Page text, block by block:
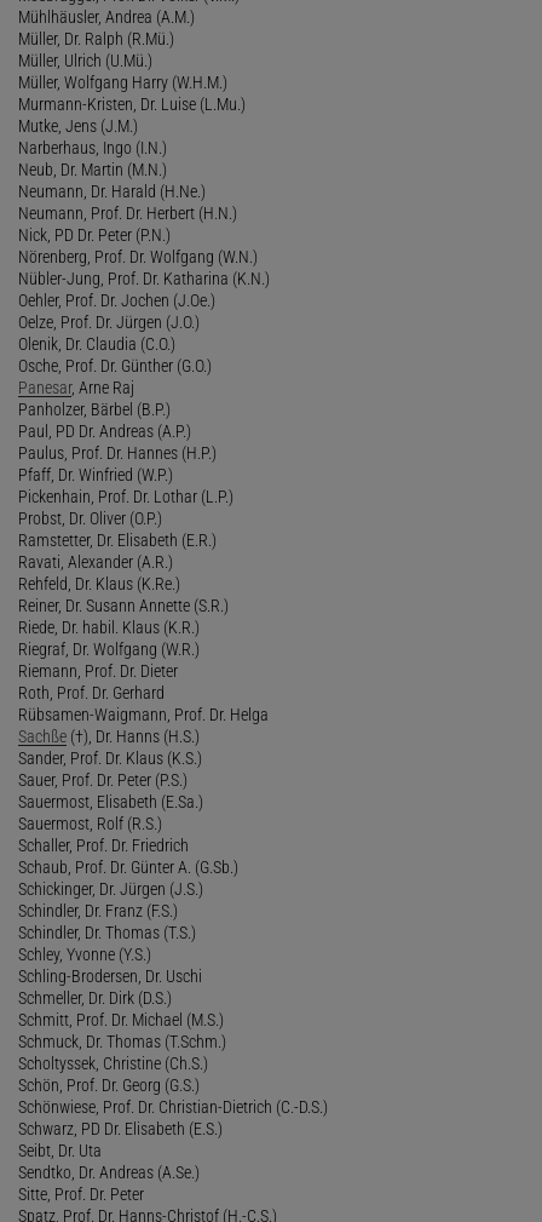
Mühlhäusler, Andrea (A.M.)
Müller, Dr. Ralph (R.Mü.)
Müller, Ulrich (U.Mü.)
Müller, Wolfgang Harry (W.H.M.)
Murmann-Kristen, Dr. Luise (L.Mu.)
Mutke, Jens (J.M.)
Narberhaus, Ingo (I.N.)
Neub, Dr. Martin (M.N.)
Neumann, Dr. Harald (H.Ne.)
Neumann, Prof. Dr. Herbert (H.N.)
Nick, PD Dr. Peter (P.N.)
Nörenberg, Prof. Dr. Wolfgang (W.N.)
Nübler-Jung, Prof. Dr. Katharina (K.N.)
Oehler, Prof. Dr. Jochen (J.Oe.)
Oelze, Prof. Dr. Jürgen (J.O.)
Olenik, Dr. Claudia (C.O.)
Osche, Prof. Dr. Günther (G.O.)
Panesar, Arne Raj
Panholzer, Bärbel (B.P.)
Paul, PD Dr. Andreas (A.P.)
Paulus, Prof. Dr. Hannes (H.P.)
Pfaff, Dr. Winfried (W.P.)
Pickenhain, Prof. Dr. Lothar (L.P.)
Probst, Dr. Oliver (O.P.)
Ramstetter, Dr. Elisabeth (E.R.)
Ravati, Alexander (A.R.)
Rehfeld, Dr. Klaus (K.Re.)
Reiner, Dr. Susann Annette (S.R.)
Riede, Dr. habil. Klaus (K.R.)
Riegraf, Dr. Wolfgang (W.R.)
Riemann, Prof. Dr. Dieter
Roth, Prof. Dr. Gerhard
Rübsamen-Waigmann, Prof. Dr. Helga
Sachße (†), Dr. Hanns (H.S.)
Sander, Prof. Dr. Klaus (K.S.)
Sauer, Prof. Dr. Peter (P.S.)
Sauermost, Elisabeth (E.Sa.)
Sauermost, Rolf (R.S.)
Schaller, Prof. Dr. Friedrich
Schaub, Prof. Dr. Günter A. (G.Sb.)
Schickinger, Dr. Jürgen (J.S.)
Schindler, Dr. Franz (F.S.)
Schindler, Dr. Thomas (T.S.)
Schley, Yvonne (Y.S.)
Schling-Brodersen, Dr. Uschi
Schmeller, Dr. Dirk (D.S.)
Schmitt, Prof. Dr. Michael (M.S.)
Schmuck, Dr. Thomas (T.Schm.)
Scholtyssek, Christine (Ch.S.)
Schön, Prof. Dr. Georg (G.S.)
Schönwiese, Prof. Dr. Christian-Dietrich (C.-D.S.)
Schwarz, PD Dr. Elisabeth (E.S.)
Seibt, Dr. Uta
Sendtko, Dr. Andreas (A.Se.)
Sitte, Prof. Dr. Peter
Spatz, Prof. Dr. Hanns-Christof (H.-C.S.)